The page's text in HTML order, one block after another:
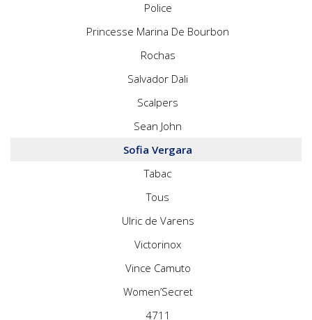
Police
Princesse Marina De Bourbon
Rochas
Salvador Dali
Scalpers
Sean John
Sofia Vergara
Tabac
Tous
Ulric de Varens
Victorinox
Vince Camuto
Women’Secret
4711